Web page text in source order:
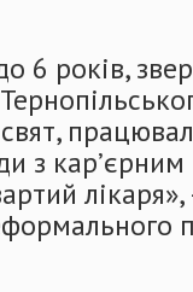
6 років,
з